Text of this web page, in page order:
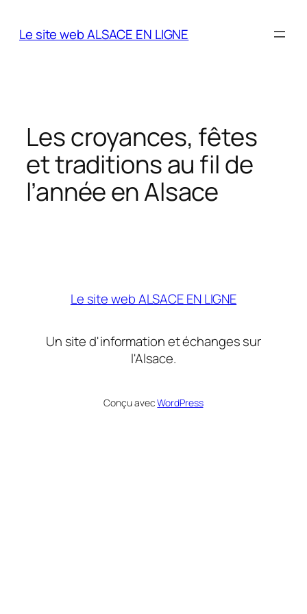
Le site web ALSACE EN LIGNE
Les croyances, fêtes
et traditions au fil de
l’année en Alsace
Le site web ALSACE EN LIGNE
Un site d'information et échanges sur
l'Alsace.
Conçu avecWordPress